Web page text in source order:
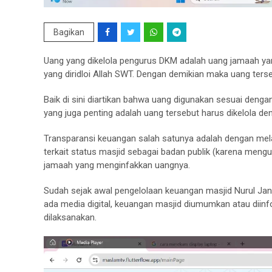
Bagikan
Uang yang dikelola pengurus DKM adalah uang jamaah
yang diridloi Allah SWT. Dengan demikian maka uang
Baik di sini diartikan bahwa uang digunakan sesuai
yang juga penting adalah uang tersebut harus dikelola
Transparansi keuangan salah satunya adalah dengan
terkait status masjid sebagai badan publik (karena
jamaah yang menginfakkan uangnya.
Sudah sejak awal pengelolaan keuangan masjid Nurul
ada media digital, keuangan masjid diumumkan atau
dilaksanakan.